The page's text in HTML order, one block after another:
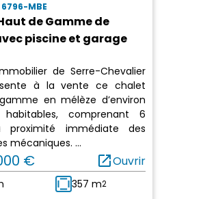
6796-MBE
de Gamme de
piscine et garage
de Serre-Chevalier
à la vente ce chalet
en mélèze d’environ
comprenant 6
proximité immédiate des
mécaniques. ...
€ open_in_newOuvrir
357 m2